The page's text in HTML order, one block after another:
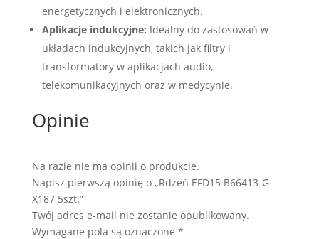
energetycznych i elektronicznych.
Aplikacje indukcyjne: Idealny do zastosowań w
układach indukcyjnych, takich jak filtry i
transformatory w aplikacjach audio,
telekomunikacyjnych oraz w medycynie.
Opinie
Na razie nie ma opinii o produkcie.
Napisz pierwszą opinię o „Rdzeń EFD15 B66413-G-
X187 5szt.”
Twój adres e-mail nie zostanie opublikowany.
Wymagane pola są oznaczone *